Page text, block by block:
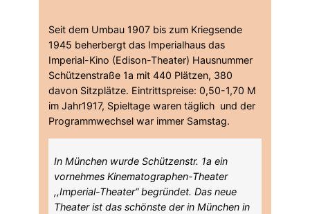
Seit dem Umbau 1907 bis zum Kriegsende
1945 beherbergt das Imperialhaus das
Imperial-Kino (Edison-Theater) Hausnummer
Schützenstraße 1a mit 440 Plätzen, 380
davon Sitzplätze. Eintrittspreise: 0,50-1,70 M
im Jahr1917, Spieltage waren täglich und der
Programmwechsel war immer Samstag.
In München wurde Schützenstr. 1a ein
vornehmes Kinematographen-Theater
,,Imperial-Theater“ begründet. Das neue
Theater ist das schönste der in München in